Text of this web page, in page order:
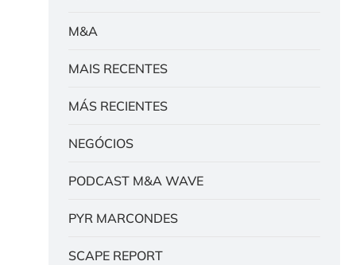
M&A
MAIS RECENTES
MÁS RECIENTES
NEGÓCIOS
PODCAST M&A WAVE
PYR MARCONDES
SCAPE REPORT